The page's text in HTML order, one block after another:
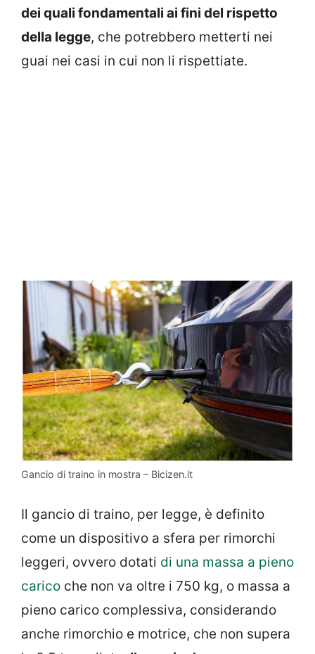
dei quali fondamentali ai fini del rispetto
della legge, che potrebbero metterti nei
guai nei casi in cui non li rispettiate.
Gancio di traino in mostra – Bicizen.it
Il gancio di traino, per legge, è definito
come un dispositivo a sfera per rimorchi
leggeri, ovvero dotati di una massa a pieno
carico che non va oltre i 750 kg, o massa a
pieno carico complessiva, considerando
anche rimorchio e motrice, che non supera